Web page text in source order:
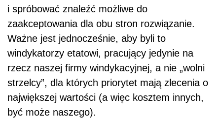
i spróbować znaleźć możliwe do
zaakceptowania dla obu stron rozwiązanie.
Ważne jest jednocześnie, aby byli to
windykatorzy etatowi, pracujący jedynie na
rzecz naszej firmy windykacyjnej, a nie „wolni
strzelcy”, dla których priorytet mają zlecenia o
największej wartości (a więc kosztem innych,
być może naszego).